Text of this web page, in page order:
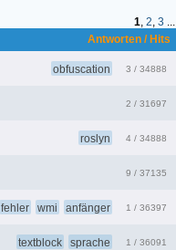
1, 2, 3 ...
Antworten / Hits
3 / 34888
obfuscation
2 / 31697
4 / 34888
roslyn
9 / 37135
1 / 36397
fehler wmi anfänger
1 / 36091
textblock sprache